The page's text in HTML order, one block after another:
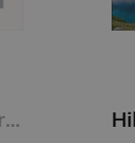
Hike : Adventures on Foot